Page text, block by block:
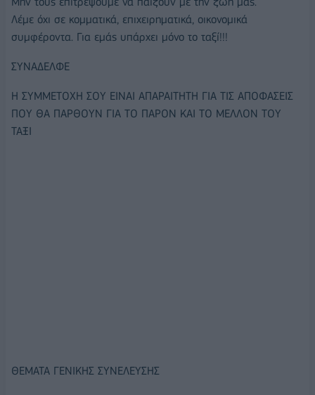
Λέμε όχι σε κομματικά, επιχειρηματικά, οικονομικά
συμφέροντα. Για εμάς υπάρχει μόνο το ταξί!!!
ΣΥΝΑΔΕΛΦΕ
Η ΣΥΜΜΕΤΟΧΗ ΣΟΥ ΕΙΝΑΙ ΑΠΑΡΑΙΤΗΤΗ ΓΙΑ ΤΙΣ ΑΠΟΦΑΣΕΙΣ
ΠΟΥ ΘΑ ΠΑΡΘΟΥΝ ΓΙΑ ΤΟ ΠΑΡΟΝ ΚΑΙ ΤΟ ΜΕΛΛΟΝ ΤΟΥ
ΤΑΞΙ
ΘΕΜΑΤΑ ΓΕΝΙΚΗΣ ΣΥΝΕΛΕΥΣΗΣ